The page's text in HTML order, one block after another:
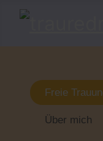
Freie
Über mich